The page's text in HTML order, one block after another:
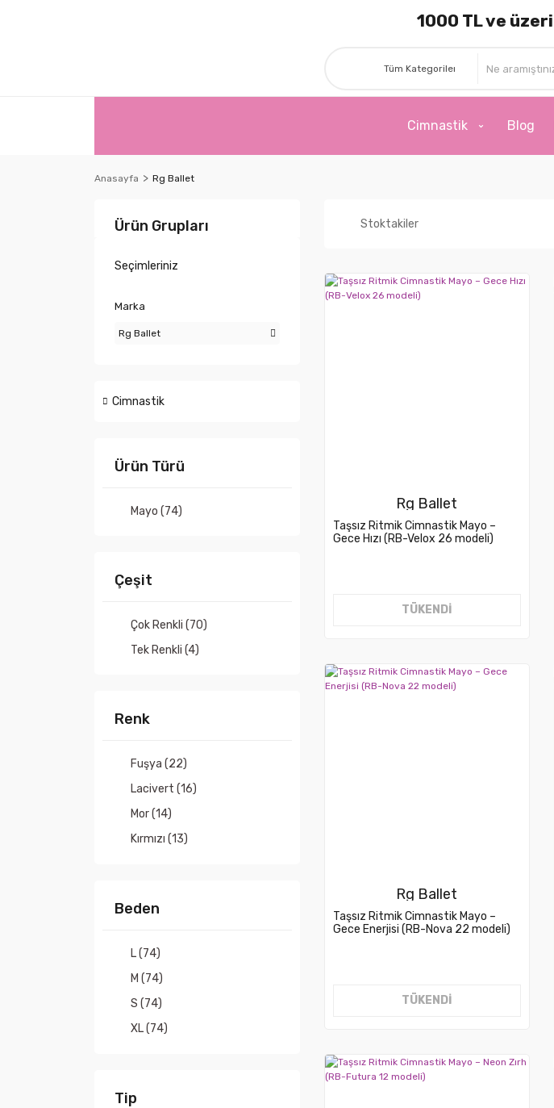
1000 TL ve üzeri
Cimnastik Blog
Anasayfa Rg Ballet
Ürün Grupları
Seçimleriniz
Marka
Rg Ballet
Cimnastik
Ürün Türü
Mayo (74)
Çeşit
Çok Renkli (70)
Tek Renkli (4)
Renk
Fuşya (22)
Lacivert (16)
Mor (14)
Kırmızı (13)
Sarı (11)
Beden
L (74)
M (74)
S (74)
XL (74)
Tip
Stoktakiler
Rg Ballet
Taşsız Ritmik Cimnastik Mayo –
Gece Hızı (RB-Velox 26 modeli)
TÜKENDİ
Rg Ballet
Taşsız Ritmik Cimnastik Mayo –
Gece Enerjisi (RB-Nova 22 modeli)
TÜKENDİ